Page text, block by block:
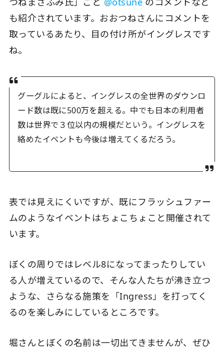
も紹介されています。おおつねさんにコメントを
取っているあたり、目の付け所がイングレスです
ね。
グーグルによると、イングレスの全世界のダウンロ
ード数は既に500万を超える。中でも日本の利用者
数は世界で３位以内の規模だという。イングレスを
絡めたイベントも今後は増えてくるだろう。
表では見えにくいですが、既にフラッシュファー
ムのようなイベントはちょこちょこと開催されて
います。
ぼくの周りではレベル8になってまったりしてい
る人が増えているので、そんな人たちが沸き立つ
ような、さらなる施策を「Ingress」を打ってく
るのを楽しみにしているところです。
堀さんとぼくの名前は一切出てきませんが、ぜひ